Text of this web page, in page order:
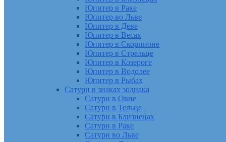
Юпитер в Раке
Юпитер во Льве
Юпитер в Деве
Юпитер в Весах
Юпитер в Скорпионе
Юпитер в Стрельце
Юпитер в Козероге
Юпитер в Водолее
Юпитер в Рыбах
Сатурн в знаках зодиака
Сатурн в Овне
Сатурн в Тельце
Сатурн в Близнецах
Сатурн в Раке
Сатурн во Льве